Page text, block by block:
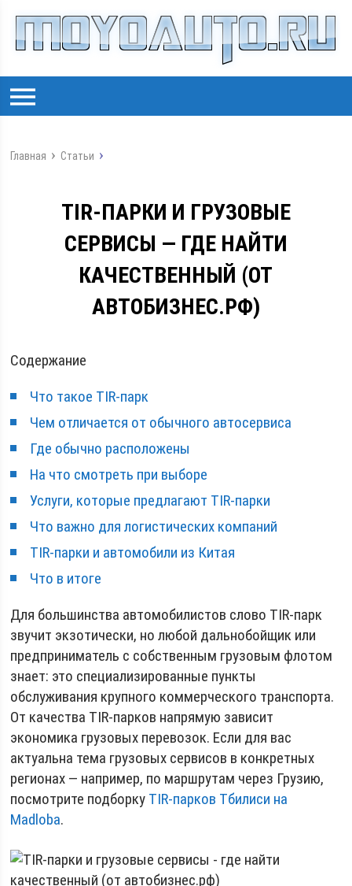
Главная Статьи
TIR-ПАРКИ И ГРУЗОВЫЕ
СЕРВИСЫ — ГДЕ НАЙТИ
КАЧЕСТВЕННЫЙ (ОТ
АВТОБИЗНЕС.РФ)
Содержание
Что такое TIR-парк
Чем отличается от обычного автосервиса
Где обычно расположены
На что смотреть при выборе
Услуги, которые предлагают TIR-парки
Что важно для логистических компаний
TIR-парки и автомобили из Китая
Что в итоге
Для большинства автомобилистов слово TIR-парк
звучит экзотически, но любой дальнобойщик или
предприниматель с собственным грузовым флотом
знает: это специализированные пункты
обслуживания крупного коммерческого транспорта.
От качества TIR-парков напрямую зависит
экономика грузовых перевозок. Если для вас
актуальна тема грузовых сервисов в конкретных
регионах — например, по маршрутам через Грузию,
посмотрите подборку TIR-парков Тбилиси на
Madloba.